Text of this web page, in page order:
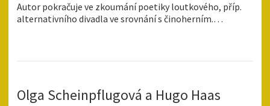
Autor pokračuje ve zkoumání poetiky loutkového, příp.
alternativního divadla ve srovnání s činoherním.…
Olga Scheinpflugová a Hugo Haas